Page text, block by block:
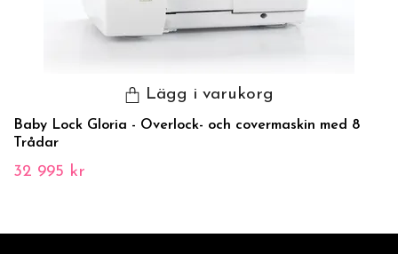
Lägg i varukorg
Baby Lock Gloria - Overlock- och covermaskin med 8
Trådar
32 995 kr